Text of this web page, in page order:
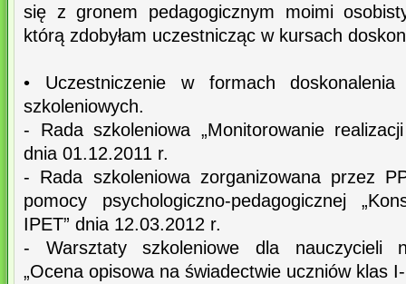
się z gronem pedagogicznym moimi
którą zdobyłam uczestnicząc w kursach
• Uczestniczenie w formach
szkoleniowych.
- Rada szkoleniowa „Monitorowanie
dnia 01.12.2011 r.
- Rada szkoleniowa zorganizowana przez
pomocy psychologiczno-pedagogicznej
IPET” dnia 12.03.2012 r.
- Warsztaty szkoleniowe dla nauczycieli
„Ocena opisowa na świadectwie uczniów klas